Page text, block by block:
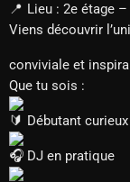
Lieu : 2e étage
Viens découvrir
conviviale et
Que tu sois :
Débutant curieux
DJ en pratique